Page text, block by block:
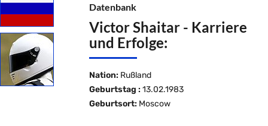
Datenbank
Victor Shaitar - Karriere
und Erfolge:
Nation: Rußland
Geburtstag : 13.02.1983
Geburtsort: Moscow